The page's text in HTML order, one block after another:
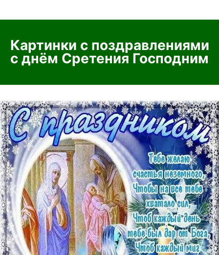
Картинки с поздравлениями
с днём Сретения Господним